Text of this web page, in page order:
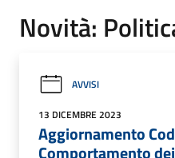
Novità:
AVVISI
13 DICEMBRE 2023
Aggiornamento
Comportamento